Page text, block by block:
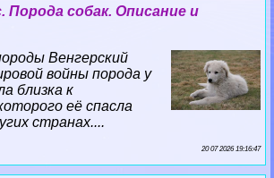
Порода собак. Описание и
Венгерский
войны порода у
близка к
её спасла
странах....
20 07 2026 19:16:47